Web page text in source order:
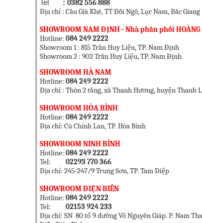
Tel :0382 556 888
Địa chỉ : Cầu Già Khê, TT Đồi Ngô, Lục Nam, Bắc Giang
SHOWROOM NAM ĐỊNH - Nhà phân phối HOÀNG
Hotline:084 249 2222
Showroom 1 :815 Trần Huy Liệu, TP. Nam Định
Showroom 2 :902 Trần Huy Liệu, TP. Nam Định
SHOWROOM HÀ NAM
Hotline:084 249 2222
Địa chỉ : Thôn 2 tầng, xã Thanh Hương, huyện Thanh
SHOWROOM HÒA BÌNH
Hotline:084 249 2222
Địa chỉ: Cù Chính Lan, TP. Hòa Bình
SHOWROOM NINH BÌNH
Hotline:084 249 2222
Tel:02293 770 366
Địa chỉ: 245-247/9 Trung Sơn, TP. Tam Điệp
SHOWROOM ĐIỆN BIÊN
Hotline:084 249 2222
Tel:02153 924 233
Địa chỉ: SN 80 tổ 9 đường Võ Nguyên Giáp. P. Nam